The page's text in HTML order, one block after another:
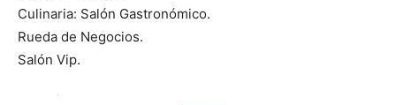
Culinaria: Salón Gastronómico.
Rueda de Negocios.
Salón Vip.